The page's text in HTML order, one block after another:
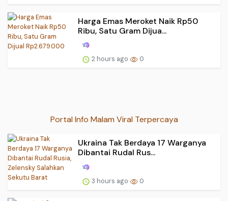
Harga Emas Meroket Naik Rp50
Ribu, Satu Gram Dijua...
2 hours ago 0
Portal Info Malam Viral Terpercaya
Ukraina Tak Berdaya 17 Warganya
Dibantai Rudal Rus...
3 hours ago 0